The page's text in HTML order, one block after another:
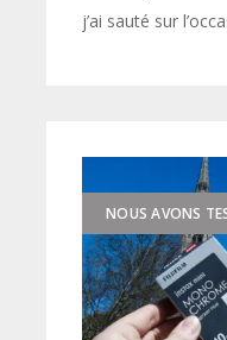
j’ai sauté sur
NOUS AVONS